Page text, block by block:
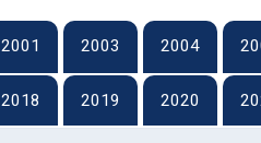
2001 2003 2004
2018 2019 2020